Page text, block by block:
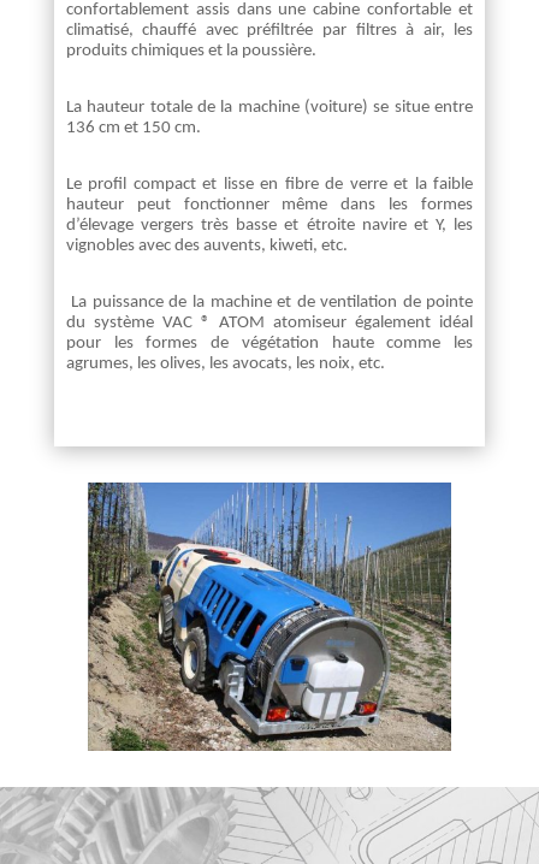
confortablement assis dans une cabine confortable et
climatisé, chauffé avec préfiltrée par filtres à air, les
produits chimiques et la poussière.
La hauteur totale de la machine (voiture) se situe entre
136 cm et 150 cm.
Le profil compact et lisse en fibre de verre et la faible
hauteur peut fonctionner même dans les formes
d’élevage vergers très basse et étroite navire et Y, les
vignobles avec des auvents, kiweti, etc.
La puissance de la machine et de ventilation de pointe
du système VAC ® ATOM atomiseur également idéal
pour les formes de végétation haute comme les
agrumes, les olives, les avocats, les noix, etc.